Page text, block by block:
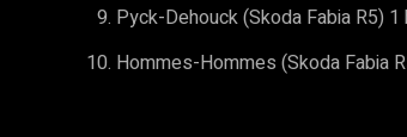
Pyck-Dehouck (Skoda Fabia R5) 1
Hommes-Hommes (Skoda Fabia